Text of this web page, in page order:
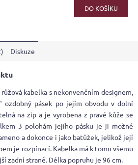
DO KOŠÍKU
Diskuze
kabelka s nekonvenčním designem,
ozdobný pásek po jejím obvodu v dolní
na zip a je vyrobena z pravé kůže se
3 polohám jejího pásku je ji možné
a dokonce i jako batůžek, jelikož její
je rozpínací. Kabelka má k tomu všemu
zadní straně. Délka popruhu je 96 cm.